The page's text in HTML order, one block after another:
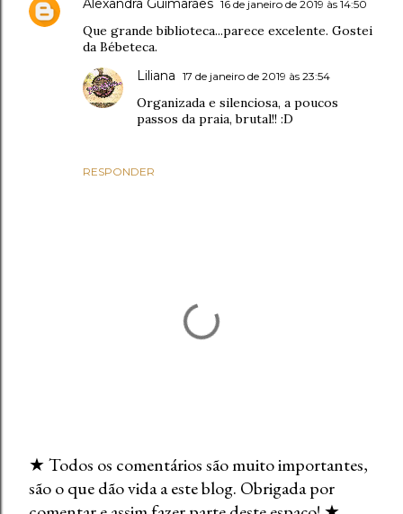
Alexandra Guimarães 16 de janeiro de 2019 às 14:50
Que grande biblioteca...parece excelente. Gostei
da Bébeteca.
RESPONDER
Liliana 17 de janeiro de 2019 às 23:54
Organizada e silenciosa, a poucos
passos da praia, brutal!! :D
E
★ Todos os comentários são muito importantes,
são o que dão vida a este blog. Obrigada por